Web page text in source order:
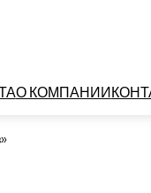
О КОМПАНИИ